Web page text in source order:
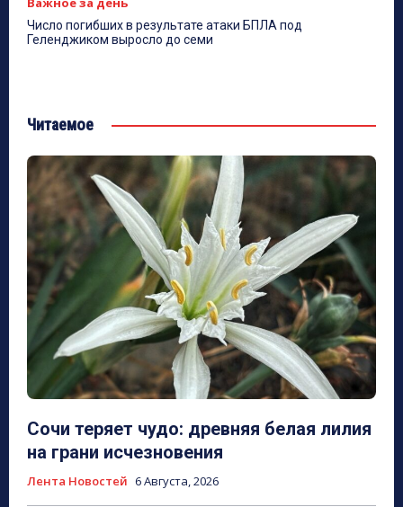
Число погибших в результате атаки БПЛА под
Геленджиком выросло до семи
Читаемое
Сочи теряет чудо: древняя белая лилия
на грани исчезновения
Лента Новостей 6 Августа, 2026